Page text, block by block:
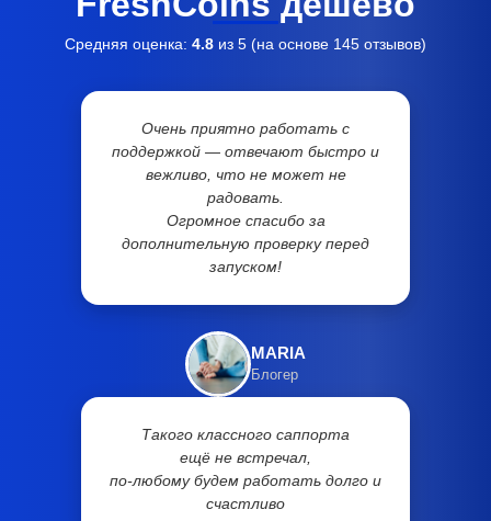
Средняя оценка: 4.8 из 5 (на основе 145 отзывов)
Очень приятно работать с
поддержкой — отвечают быстро и
вежливо, что не может не
радовать.
Огромное спасибо за
дополнительную проверку перед
запуском!
MARIA
Блогер
Такого классного саппорта
ещё не встречал,
по-любому будем работать долго и
счастливо